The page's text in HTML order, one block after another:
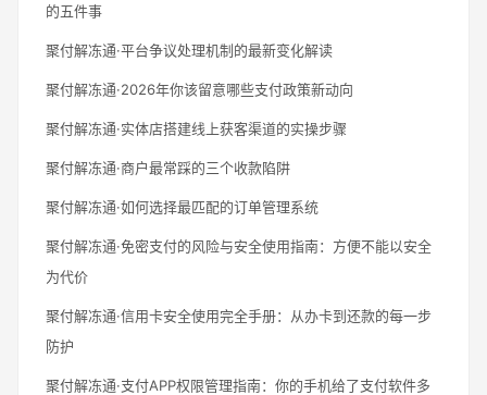
的五件事
聚付解冻通·平台争议处理机制的最新变化解读
聚付解冻通·2026年你该留意哪些支付政策新动向
聚付解冻通·实体店搭建线上获客渠道的实操步骤
聚付解冻通·商户最常踩的三个收款陷阱
聚付解冻通·如何选择最匹配的订单管理系统
聚付解冻通·免密支付的风险与安全使用指南：方便不能以安全
为代价
聚付解冻通·信用卡安全使用完全手册：从办卡到还款的每一步
防护
聚付解冻通·支付APP权限管理指南：你的手机给了支付软件多